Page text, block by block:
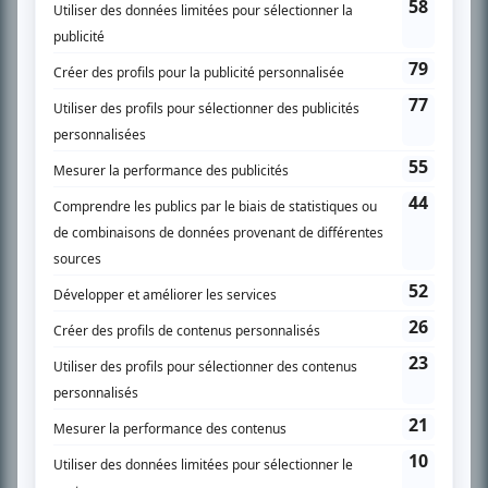
SUR LE RÉSEAU BIZZ MÉDIA
PLAN DU SITE
Accueil
Liste des oeuvres
Recherche avancée
À propos
Nous contacter
Termes et conditions
Politique de confidentialité
Gestion du consentement